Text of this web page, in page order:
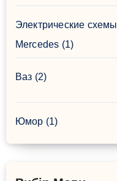
Электрические схемы
Mercedes (1)
Ваз (2)
Юмор (1)